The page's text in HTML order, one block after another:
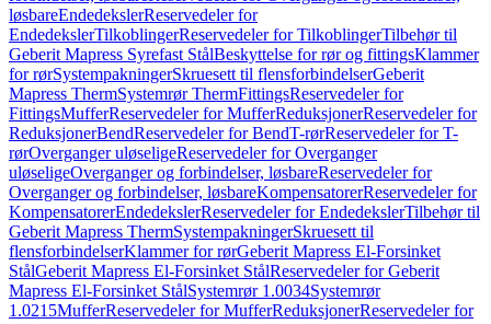
løsbareEndedekslerReservedeler for
EndedekslerTilkoblingerReservedeler for TilkoblingerTilbehør til
Geberit Mapress Syrefast StålBeskyttelse for rør og fittingsKlammer
for rørSystempakningerSkruesett til flensforbindelserGeberit
Mapress ThermSystemrør ThermFittingsReservedeler for
FittingsMufferReservedeler for MufferReduksjonerReservedeler for
ReduksjonerBendReservedeler for BendT-rørReservedeler for T-
rørOverganger uløseligeReservedeler for Overganger
uløseligeOverganger og forbindelser, løsbareReservedeler for
Overganger og forbindelser, løsbareKompensatorerReservedeler for
KompensatorerEndedekslerReservedeler for EndedekslerTilbehør til
Geberit Mapress ThermSystempakningerSkruesett til
flensforbindelserKlammer for rørGeberit Mapress El-Forsinket
StålGeberit Mapress El-Forsinket StålReservedeler for Geberit
Mapress El-Forsinket StålSystemrør 1.0034Systemrør
1.0215MufferReservedeler for MufferReduksjonerReservedeler for